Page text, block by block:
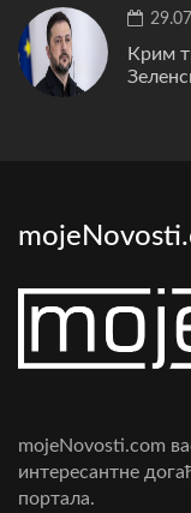
Крим
mojeNovosti.com
интересантне
портала.